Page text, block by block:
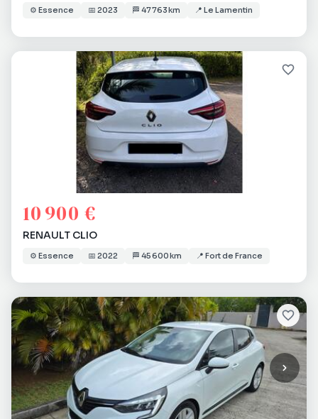
⚙️ Essence 📅 2023 🏁 47 763 km 📍 Le Lamentin
10 900 €
RENAULT CLIO
⚙️ Essence 📅 2022 🏁 45 600 km 📍 Fort de France